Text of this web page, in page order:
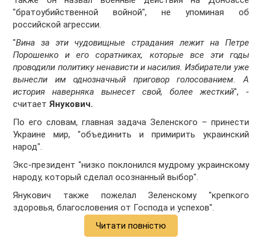
"братоубийственной войной", не упоминая об
российской агрессии.
"Вина за эти чудовищные страдания лежит на Петре
Порошенко и его соратниках, которые все эти годы
проводили политику ненависти и насилия. Избиратели уже
вынесли им однозначный приговор голосованием. А
история наверняка вынесет свой, более жесткий", -
считаетЯнукович.
По его словам, главная задача Зеленского – принести
Украине мир, "объединить и примирить украинский
народ".
Экс-президент "низко поклонился мудрому украинскому
народу, который сделал осознанный выбор".
Янукович также пожелал Зеленскому "крепкого
здоровья, благословения от Господа и успехов".
Читати повністю